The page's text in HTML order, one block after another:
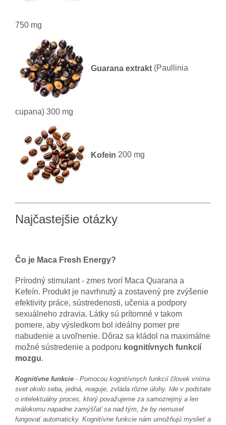
750 mg
Guarana extrakt (Paullinia
cupana) 300 mg
Kofein 200 mg
Najčastejšie otázky
Čo je Maca Fresh Energy?
Prírodný stimulant - zmes tvorí Maca Quarana a
Kefeín. Produkt je navrhnutý a zostavený pre zvýšenie
efektivity práce, sústredenosti, učenia a podpory
sexuálneho zdravia. Látky sú prítomné v takom
pomere, aby výsledkom bol ideálny pomer pre
nabudenie a uvoľnenie. Dôraz sa kládol na maximálne
možné sústredenie a podporu kognitívnych funkcií
mozgu.
Kognitívne funkcie - Pomocou kognitívnych funkcií človek vníma
svet okolo seba, jedná, reaguje, zvláda rôzne úlohy. Ide v podstate
o intelektuálny proces, ktorý považujeme za samozrejmý a len
málokomu napadne zamýšľať sa nad tým, že by nemusel
fungovať automaticky. Kognitívne funkcie nám umožňujú myslieť a